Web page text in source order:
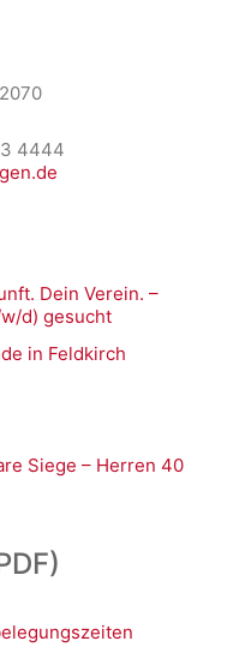
4444
Dein Verein. –
d) gesucht
in Feldkirch
Siege – Herren 40